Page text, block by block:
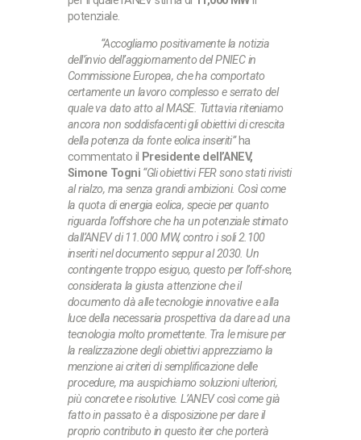
potenziale.
“Accogliamo positivamente la notizia
dell’invio dell’aggiornamento del PNIEC in
Commissione Europea, che ha comportato
certamente un lavoro complesso e serrato del
quale va dato atto al MASE. Tuttavia riteniamo
ancora non soddisfacenti gli obiettivi di crescita
della potenza da fonte eolica inseriti”ha
commentato il Presidente dell’ANEV,
Simone Togni “Gli obiettivi FER sono stati rivisti
al rialzo, ma senza grandi ambizioni. Così come
la quota di energia eolica, specie per quanto
riguarda l’offshore che ha un potenziale stimato
dall’ANEV di 11.000 MW, contro i soli 2.100
inseriti nel documento seppur al 2030. Un
contingente troppo esiguo, questo per l’off-shore,
considerata la giusta attenzione che il
documento dà alle tecnologie innovative e alla
luce della necessaria prospettiva da dare ad una
tecnologia molto promettente. Tra le misure per
la realizzazione degli obiettivi apprezziamo la
menzione ai criteri di semplificazione delle
procedure, ma auspichiamo soluzioni ulteriori,
più concrete e risolutive. L’ANEV così come già
fatto in passato è a disposizione per dare il
proprio contributo in questo iter che porterà